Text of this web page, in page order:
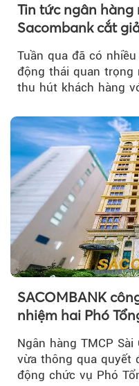
Tin tức ngân hàng
Sacombank cắt
Tuần qua đã có
động thái quan trọng
thu hút khách hàng
SACOMBANK
nhiệm hai Phó
Ngân hàng TMCP Sài
vừa thông qua quyết
động chức vụ Phó